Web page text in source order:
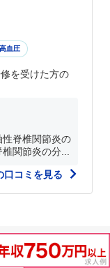
高血圧
を受けた方の
脊椎関節炎の
関節炎の分...
口コミを見る